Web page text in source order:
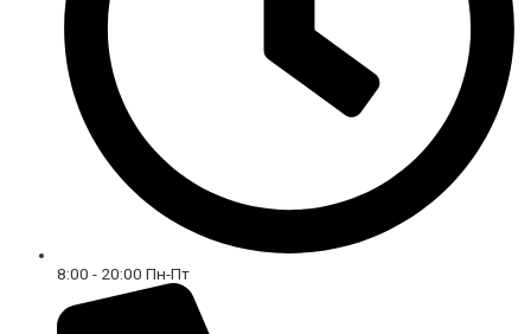
8:00 - 20:00 Пн-Пт